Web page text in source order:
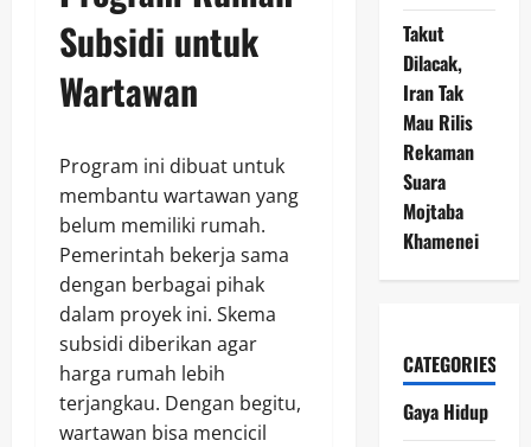
Subsidi untuk
Wartawan
Program ini dibuat untuk
membantu wartawan yang
belum memiliki rumah.
Pemerintah bekerja sama
dengan berbagai pihak
dalam proyek ini. Skema
subsidi diberikan agar
harga rumah lebih
terjangkau. Dengan begitu,
wartawan bisa mencicil
Takut
Dilacak,
Iran Tak
Mau Rilis
Rekaman
Suara
Mojtaba
Khamenei
CATEGORIES
Gaya Hidup